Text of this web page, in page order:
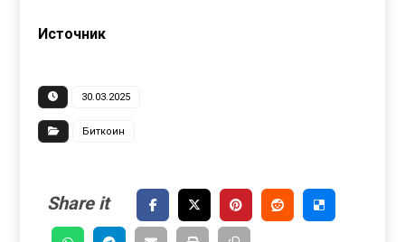
Источник
30.03.2025
Биткоин